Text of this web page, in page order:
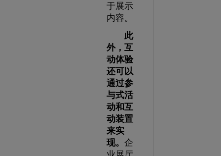
于展示
内容。
此
外，互
动体验
还可以
通过参
与式活
动和互
动装置
来实
现。 企